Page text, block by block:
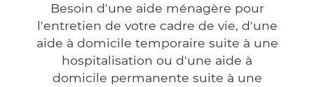
Besoin d'une aide ménagère pour
l'entretien de votre cadre de vie, d'une
aide à domicile temporaire suite à une
hospitalisation ou d'une aide à
domicile permanente suite à une